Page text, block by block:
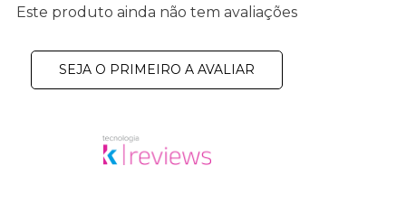
Este produto ainda não tem avaliações
SEJA O PRIMEIRO A AVALIAR